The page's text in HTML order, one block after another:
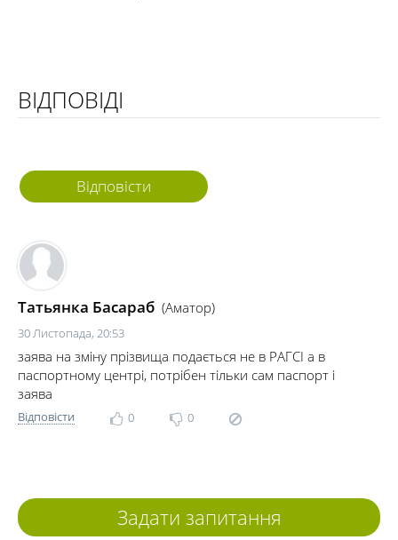
ВІДПОВІДІ
Відповісти
Татьянка Басараб (Аматор)
30 Листопада, 20:53
заява на зміну прізвища подається не в РАГСІ а в
паспортному центрі, потрібен тільки сам паспорт і
заява
Відповісти 0 0
Задати запитання